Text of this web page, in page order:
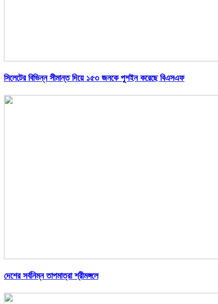
সিলেটের বিভিন্ন সীমান্ত দিয়ে ১৫৩ জনকে পুশইন করেছে বিএসএফ
দেশের সর্বনিম্ন তাপমাত্রা শ্রীমঙ্গলে